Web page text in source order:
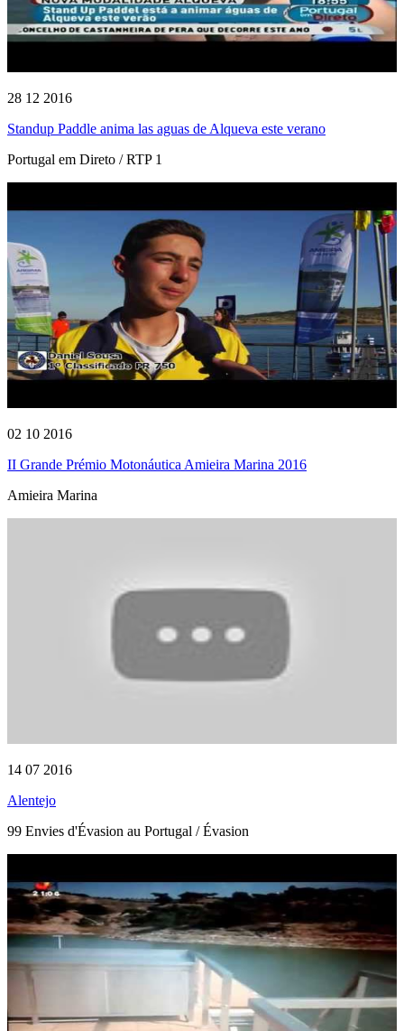
28 12 2016
Standup Paddle anima las aguas de Alqueva este verano
Portugal em Direto / RTP 1
02 10 2016
II Grande Prémio Motonáutica Amieira Marina 2016
Amieira Marina
14 07 2016
Alentejo
99 Envies d'Évasion au Portugal / Évasion